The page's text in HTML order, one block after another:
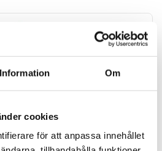
Information Om
cookies
för att anpassa innehållet
för växelströmsmätning att ha med
med olika strömområden och
Från 17 cm till 1 m längd